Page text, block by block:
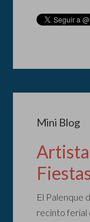
Mini Blog
El Palenque
recinto ferial